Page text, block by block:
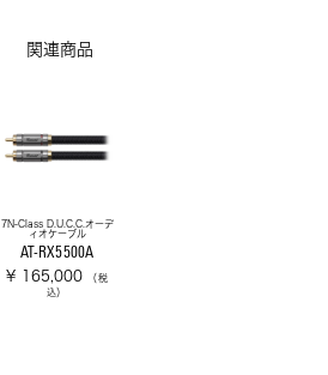
関連商品
7N-Class D.U.C.C.オーデ
ィオケーブル
AT-RX5500A
¥ 165,000
（税
込）